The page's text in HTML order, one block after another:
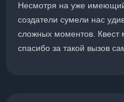
Несмотря на уже
создатели сумели нас
сложных моментов. Квест
спасибо за такой вызов